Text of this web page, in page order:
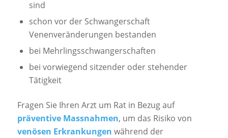
sind
schon vor der Schwangerschaft
Venenveränderungen bestanden
bei Mehrlingsschwangerschaften
bei vorwiegend sitzender oder stehender
Tätigkeit
Fragen Sie Ihren Arzt um Rat in Bezug auf
präventive Massnahmen, um das Risiko von
venösen Erkrankungen während der